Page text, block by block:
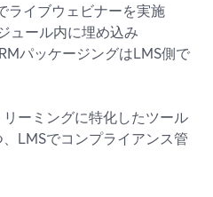
ライブウェビナーを実施
ュール内に埋め込み
パッケージングはLMS側で
ーミングに特化したツール
LMSでコンプライアンス管